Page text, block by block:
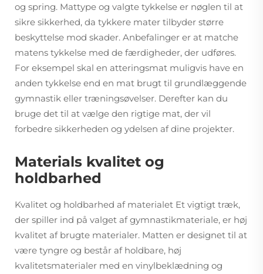
og spring. Mattype og valgte tykkelse er nøglen til at
sikre sikkerhed, da tykkere mater tilbyder større
beskyttelse mod skader. Anbefalinger er at matche
matens tykkelse med de færdigheder, der udføres.
For eksempel skal en atteringsmat muligvis have en
anden tykkelse end en mat brugt til grundlæggende
gymnastik eller træningsøvelser. Derefter kan du
bruge det til at vælge den rigtige mat, der vil
forbedre sikkerheden og ydelsen af dine projekter.
Materials kvalitet og
holdbarhed
Kvalitet og holdbarhed af materialet Et vigtigt træk,
der spiller ind på valget af gymnastikmateriale, er høj
kvalitet af brugte materialer. Matten er designet til at
være tyngre og består af holdbare, høj
kvalitetsmaterialer med en vinylbeklædning og